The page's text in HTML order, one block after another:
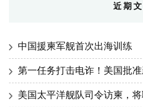
近期
中国援柬军舰首次出海训练
第一任务打击电诈！美国批
美国太平洋舰队司令访柬，